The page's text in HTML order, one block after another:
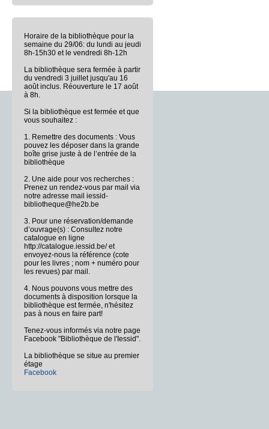
Horaire de la bibliothèque pour la
semaine du 29/06: du lundi au jeudi
8h-15h30 et le vendredi 8h-12h
La bibliothèque sera fermée à partir
du vendredi 3 juillet jusqu'au 16
août inclus. Réouverture le 17 août
à 8h.
Si la bibliothèque est fermée et que
vous souhaitez :
1. Remettre des documents : Vous
pouvez les déposer dans la grande
boîte grise juste à de l’entrée de la
bibliothèque
2. Une aide pour vos recherches :
Prenez un rendez-vous par mail via
notre adresse mail iessid-
bibliotheque@he2b.be
3. Pour une réservation/demande
d’ouvrage(s) : Consultez notre
catalogue en ligne
http://catalogue.iessid.be/ et
envoyez-nous la référence (cote
pour les livres ; nom + numéro pour
les revues) par mail.
4. Nous pouvons vous mettre des
documents à disposition lorsque la
bibliothèque est fermée, n'hésitez
pas à nous en faire part!
Tenez-vous informés via notre page
Facebook "Bibliothèque de l'Iessid".
La bibliothèque se situe au premier
étage
Facebook